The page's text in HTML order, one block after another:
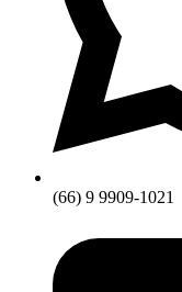
(66) 9 9909-1021